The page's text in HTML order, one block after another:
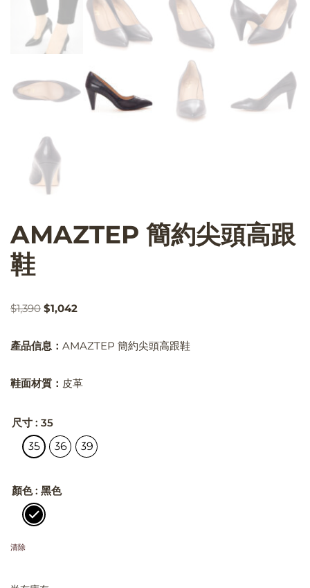
AMAZTEP 簡約尖頭高跟
鞋
$1,390 $1,042
產品信息： AMAZTEP 簡約尖頭高跟鞋
鞋面材質： 皮革
尺寸 : 35
35
36 39
顏色 : 黑色
清除